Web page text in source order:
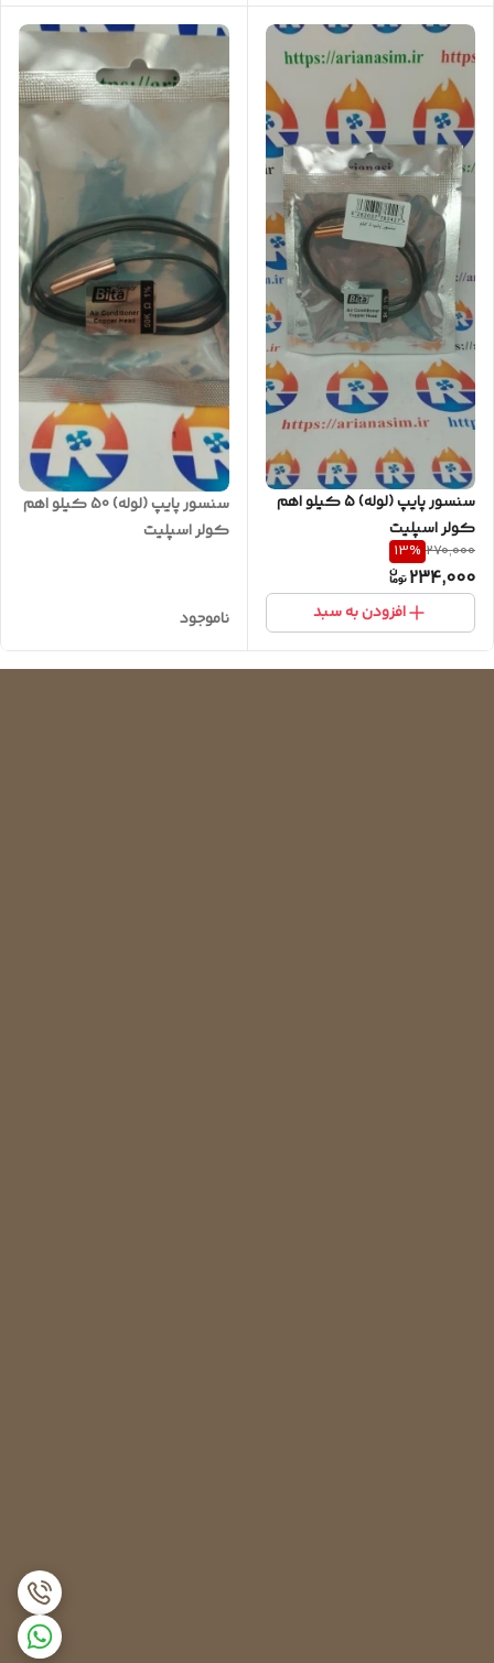
سنسور پایپ (لوله) 5 کیلو اهم
کولر اسپلیت
270,000
13%
234,000
افزودن به سبد
سنسور پایپ (لوله) 50 کیلو اهم
کولر اسپلیت
ناموجود